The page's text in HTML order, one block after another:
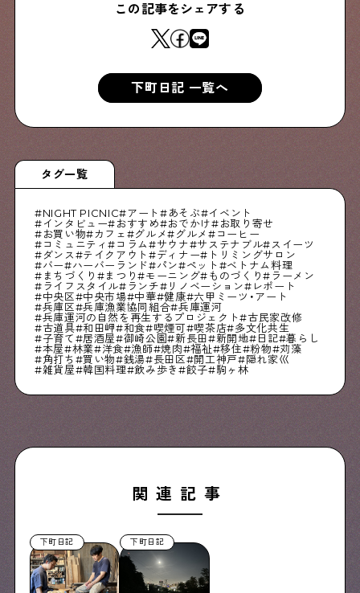
この記事をシェアする
下町日記 一覧へ
タグ一覧
NIGHT PICNIC アート あそぶ
イベント
インタビュー
おすすめ おでかけ
お取り寄せ
お買い物
カフェ グルメ グルメ
コーヒー
コミュニティ
コラム サウナ サステナブル
スイーツ
ダンス
テイクアウト ディナー
トリミングサロン
バー
ハーバーランド パン ペット
ベトナム料理
まちづくり
まつり モーニング ものづくり
ラーメン
ライフスタイル
ランチ リノベーション
レポート
中央区
中央市場 中華 健康
六甲ミーツ・アート
兵庫区
兵庫漁業協同組合
兵庫運河
兵庫運河の自然を再生するプロジェクト
古民家改修
古道具
和田岬 和食 喫煙可 喫茶店
多文化共生
子育て
居酒屋 御崎公園 新長田 新開地 日記
暮らし
本屋
林業 洋食 漁師 焼肉 福祉 移住 粉物
苅藻
角打ち
買い物 銭湯 長田区 開工神戸
隠れ家巛
雑貨屋
韓国料理 飲み歩き 餃子 駒ヶ林
関連記事
下町日記 下町日記